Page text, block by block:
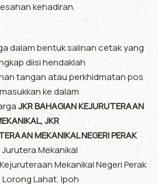
kehadiran.
dalam bentuk salinan cetak yang
diisi hendaklah
tangan atau perkhidmatan pos
ke dalam
JKR BAHAGIAN KEJURUTERAAN
JKR
MEKANIKAL NEGERI PERAK
Mekanikal
Mekanikal Negeri Perak
Lorong Lahat, Ipoh